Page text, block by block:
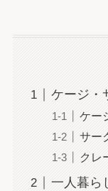
ケージ・
ケー
サー
クレ
一人暮ら